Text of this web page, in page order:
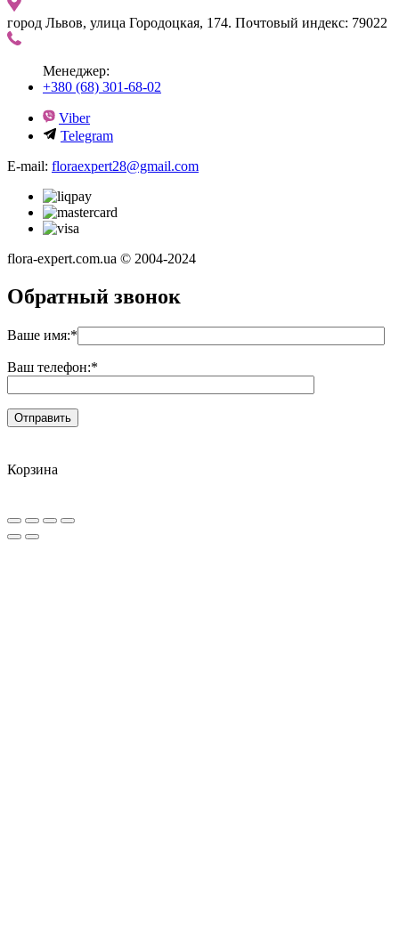
город Львов, улица Городоцкая, 174. Почтовый индекс: 79022
Менеджер:
+380 (68) 301-68-02
Viber
Telegram
E-mail: floraexpert28@gmail.com
flora-expert.com.ua © 2004-2024
Обратный звонок
Ваше имя:*
Ваш телефон:*
Корзина